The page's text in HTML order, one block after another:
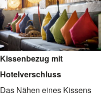
Kissenbezug mit
Hotelverschluss
Das Nähen eines Kissens